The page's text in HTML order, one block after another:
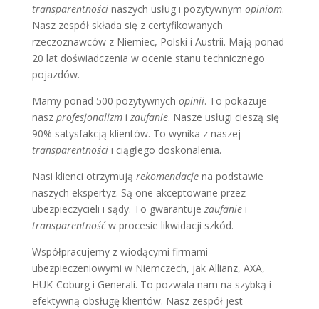
transparentnościnaszych usług i pozytywnym opiniom.
Nasz zespół składa się z certyfikowanych
rzeczoznawców z Niemiec, Polski i Austrii. Mają ponad
20 lat doświadczenia w ocenie stanu technicznego
pojazdów.
Mamy ponad 500 pozytywnych opinii. To pokazuje
nasz profesjonalizmi zaufanie. Nasze usługi cieszą się
90% satysfakcją klientów. To wynika z naszej
transparentnościi ciągłego doskonalenia.
Nasi klienci otrzymują rekomendacjena podstawie
naszych ekspertyz. Są one akceptowane przez
ubezpieczycieli i sądy. To gwarantuje zaufaniei
transparentnośćw procesie likwidacji szkód.
Współpracujemy z wiodącymi firmami
ubezpieczeniowymi w Niemczech, jak Allianz, AXA,
HUK-Coburg i Generali. To pozwala nam na szybką i
efektywną obsługę klientów. Nasz zespół jest